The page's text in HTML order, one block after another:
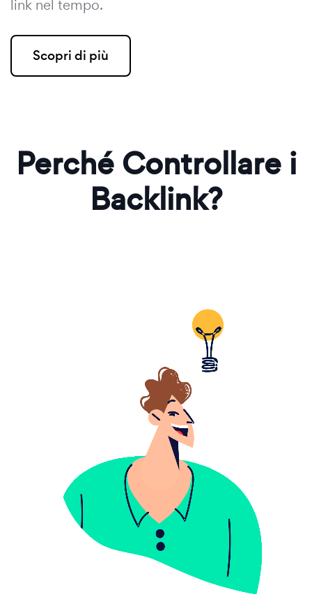
link nel tempo.
Scopri di più
Perché Controllare i
Backlink?